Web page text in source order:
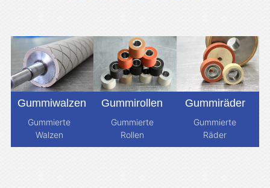
Gummiwalzen
Gummierte
Walzen
Gummirollen
Gummierte
Rollen
Gummiräder
Gummierte
Räder